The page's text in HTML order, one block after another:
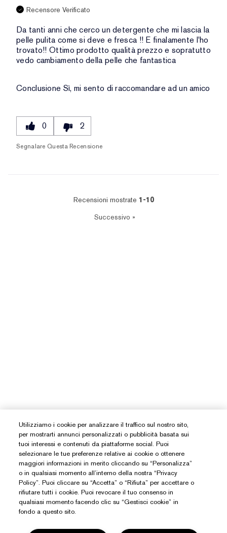
Recensore Verificato
Da tanti anni che cerco un detergente che mi lascia la
pelle pulita come si deve e fresca !! E finalamente l'ho
trovato!! Ottimo prodotto qualità prezzo e sopratutto
vedo cambiamento della pelle che fantastica
Conclusione Sì, mi sento di raccomandare ad un amico
0 2
Segnalare Questa Recensione
Recensioni mostrate 1-10
Successivo »
Hai Bisogno Di Aiuto?
Utilizziamo i cookie per analizzare il traffico sul nostro sito,
per mostrarti annunci personalizzati o pubblicità basata sui
tuoi interessi e contenuti da piattaforme social. Puoi
selezionare le tue preferenze relative ai cookie o ottenere
maggiori informazioni in merito cliccando su “Personalizza”
o in qualsiasi momento all’interno della nostra “Privacy
Policy”. Puoi cliccare su “Accetta” o “Rifiuta” per accettare o
rifiutare tutti i cookie. Puoi revocare il tuo consenso in
qualsiasi momento facendo clic su “Gestisci cookie” in
fondo a questo sito.